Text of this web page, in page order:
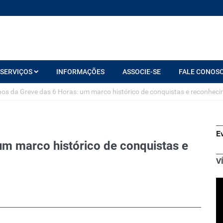
SERVIÇOS INFORMAÇÕES ASSOCIE-SE FALE
da Greve das 6 Horas: um marco histórico de conquistas e
marco histórico de conquistas e